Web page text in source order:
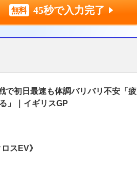
45秒で入力完了
で初日最速も体調バリバリ不安「疲
」｜イギリスGP
スEV》